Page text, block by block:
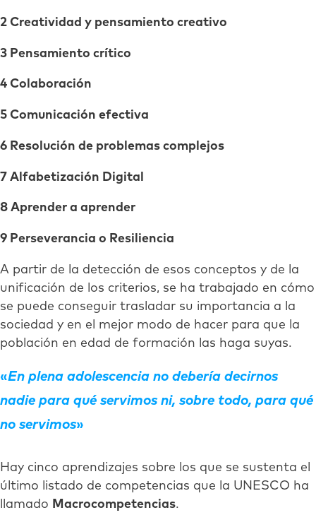
2 Creatividad y pensamiento creativo
3 Pensamiento crítico
4 Colaboración
5 Comunicación efectiva
6 Resolución de problemas complejos
7 Alfabetización Digital
8 Aprender a aprender
9 Perseverancia o Resiliencia
A partir de la detección de esos conceptos y de la
unificación de los criterios, se ha trabajado en cómo
se puede conseguir trasladar su importancia a la
sociedad y en el mejor modo de hacer para que la
población en edad de formación las haga suyas.
En plena adolescencia no debería decirnos
nadie para qué servimos ni, sobre todo, para qué
no servimos
Hay cinco aprendizajes sobre los que se sustenta el
último listado de competencias que la UNESCO ha
llamado Macrocompetencias.